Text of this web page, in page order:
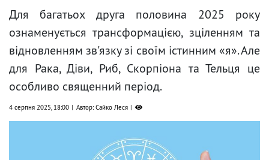
Для багатьох друга половина 2025 року
ознаменується трансформацією, зціленням та
відновленням зв'язку зі своїм істинним «я». Але
для Рака, Діви, Риб, Скорпіона та Тельця це
особливо священний період.
4 серпня 2025, 18:00 Автор: Сайко Леся